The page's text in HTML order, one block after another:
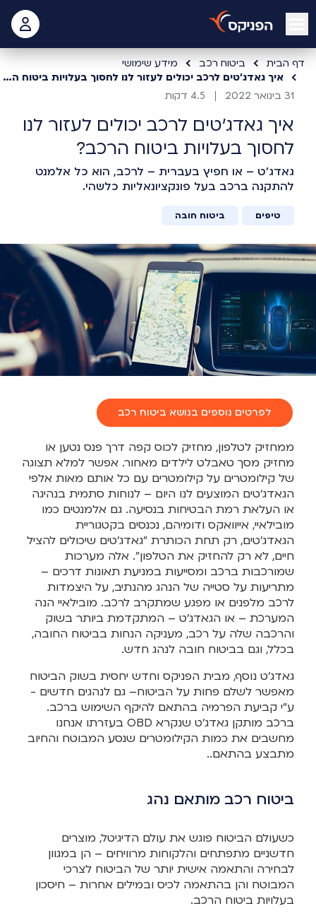
open mobile menu
דף הבית ביטוח רכב
מידע שימושי
איך גאדג'טים לרכב יכולים לעזור לנו לחסוך בעלויות ביטוח הרכב?
31 בינואר 2022
4.5 דקות
איך גאדג'טים לרכב יכולים לעזור לנו
לחסוך בעלויות ביטוח הרכב?
גאדג'ט – או חפיץ בעברית – לרכב, הוא כל אלמנט
להתקנה ברכב בעל פונקציונאליות כלשהי.
טיפים ביטוח חובה
לפרטים נוספים בנושא ביטוח רכב
ממחזיק לטלפון, מחזיק לכוס קפה דרך פנס נטען או
מחזיק מסך טאבלט לילדים מאחור. אפשר למלא תצוגה
של קילומטרים על קילומטרים עם כל אותם מאות אלפי
הגאדג'טים המוצעים לנו היום – לנוחות סתמית בנהיגה
או העלאת רמת הבטיחות בנסיעה. גם אלמנטים כמו
מובילאיי, אייוואקס ודומיהם, נכנסים בקטגוריית
הגאדג'טים, רק תחת הכותרת "גאדג'טים שיכולים להציל
חיים, לא רק להחזיק את הטלפון". אלה מערכות
שמורכבות ברכב ומסייעות במניעת תאונות דרכים –
מתריעות על סטייה של הנהג מהנתיב, על היצמדות
לרכב מלפנים או מפגע שמתקרב לרכב. מובילאיי הנה
המערכת – או הגאדג'ט – המתקדמת ביותר בשוק
והרכבה שלה על רכב, מעניקה הנחות בביטוח החובה,
בכלל, וגם בביטוח חובה לנהג חדש.
גאדג'ט נוסף, מבית הפניקס וחדש יחסית בשוק הביטוח
מאפשר לשלם פחות על הביטוח– גם לנהגים חדשים -
ע"י קביעת הפרמיה בהתאם להיקף השימוש ברכב.
ברכב מותקן גאדג'ט שנקרא OBD בעזרתו אנחנו
מחשבים את כמות הקילומטרים שנסע המבוטח והחיוב
מתבצע בהתאם..
ביטוח רכב מותאם נהג
כשעולם הביטוח פוגש את עולם הדיגיטל, מוצרים
חדשניים מתפתחים והלקוחות מרוויחים – הן במגוון
לבחירה והתאמה אישית יותר של הביטוח לצרכי
המבוטח והן בהתאמה לכיס ובמילים אחרות – חיסכון
בעלויות ביטוח הרכב.